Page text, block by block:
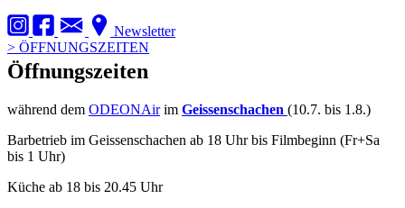
Newsletter
> ÖFFNUNGSZEITEN
Öffnungszeiten
während dem ODEONAirim Geissenschachen (10.7. bis 1.8.)
Barbetrieb im Geissenschachen ab 18 Uhr bis Filmbeginn (Fr+Sa
bis 1 Uhr)
Küche ab 18 bis 20.45 Uhr